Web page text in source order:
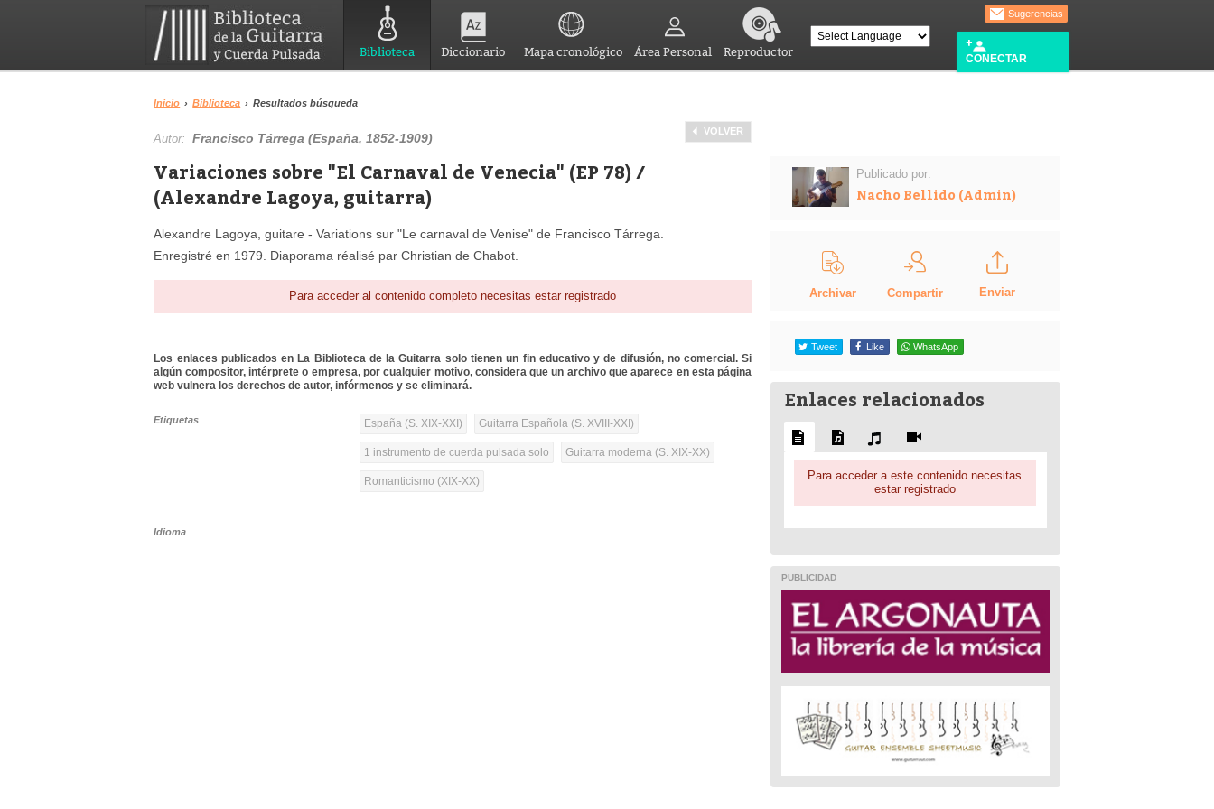
Biblioteca Diccionario Mapa cronológico Área Personal Reproductor
Sugerencias
CONECTAR
Inicio › Biblioteca › Resultados búsqueda
VOLVER
Autor:Francisco Tárrega (España, 1852-1909)
Variaciones sobre "El Carnaval de Venecia" (EP 78) /
(Alexandre Lagoya, guitarra)
Alexandre Lagoya, guitare - Variations sur "Le carnaval de Venise" de Francisco Tárrega.
Enregistré en 1979. Diaporama réalisé par Christian de Chabot.
Para acceder al contenido completo necesitas estar registrado
Los enlaces publicados en La Biblioteca de la Guitarra solo tienen un fin educativo y de difusión, no comercial. Si
algún compositor, intérprete o empresa, por cualquier motivo, considera que un archivo que aparece en esta página
web vulnera los derechos de autor, infórmenos y se eliminará.
Etiquetas España (S. XIX-XXI) Guitarra Española (S. XVIII-XXI)
1 instrumento de cuerda pulsada solo Guitarra moderna (S. XIX-XX)
Romanticismo (XIX-XX)
Idioma
Publicado por:
Nacho Bellido (Admin)
Archivar Compartir Enviar
Tweet Like WhatsApp
Enlaces relacionados
Para acceder a este contenido necesitas
estar registrado
PUBLICIDAD